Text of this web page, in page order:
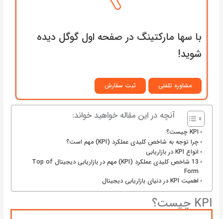
با سها مارکتینگ در صفحه اول گوگل دیده
شوید!
مشاوره تلفنی ثبت سفارش
آنچه در این مقاله خواهید خواند:
KPI چیست؟
چرا توجه به شاخص کلیدی عملکرد (KPI) مهم است؟
انواع KPI در بازاریابی
13 شاخص کلیدی عملکرد (KPI) مهم در بازاریابی دیجیتال Top of
Form
اهمیت KPI در دنیای بازاریابی دیجیتال
KPI چیست؟